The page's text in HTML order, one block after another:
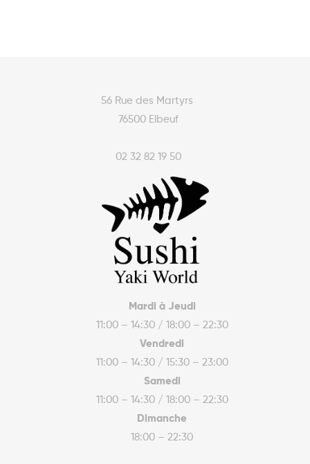
56 Rue des Martyrs
76500 Elbeuf
02 32 82 19 50
Mardi à Jeudi
11:00 – 14:30 / 18:00 – 22:30
Vendredi
11:00 – 14:30 / 15:30 – 23:00
Samedi
11:00 – 14:30 / 18:00 – 22:30
Dimanche
18:00 – 22:30